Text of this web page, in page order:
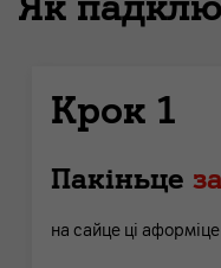
Крок 1
Пакіньце
на сайце ці аформіце